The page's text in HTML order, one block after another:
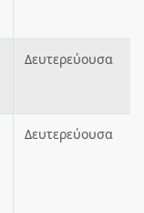
Δευτερεύουσα
Δευτερεύουσα